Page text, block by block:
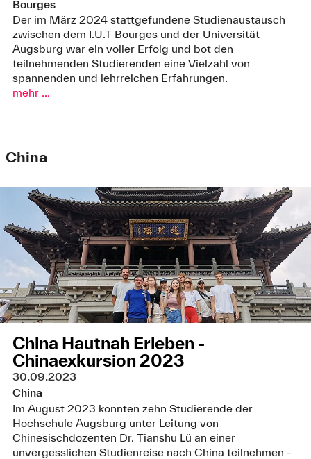
Bourges
Der im März 2024 stattgefundene Studienaustausch
zwischen dem I.U.T Bourges und der Universität
Augsburg war ein voller Erfolg und bot den
teilnehmenden Studierenden eine Vielzahl von
spannenden und lehrreichen Erfahrungen.
mehr ...
China
China Hautnah Erleben -
Chinaexkursion 2023
30.09.2023
China
Im August 2023 konnten zehn Studierende der
Hochschule Augsburg unter Leitung von
Chinesischdozenten Dr. Tianshu Lü an einer
unvergesslichen Studienreise nach China teilnehmen -